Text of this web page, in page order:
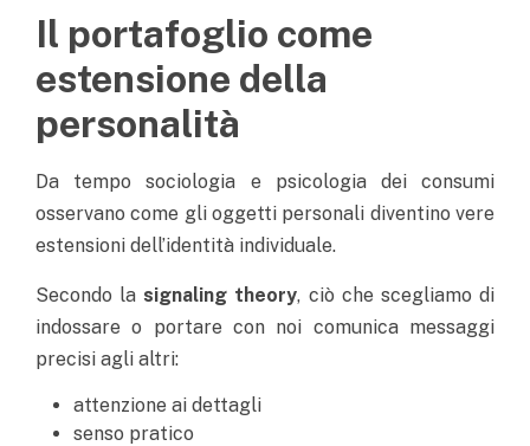
Il portafoglio come
estensione della
personalità
Da tempo sociologia e psicologia dei consumi
osservano come gli oggetti personali diventino vere
estensioni dell’identità individuale.
Secondo lasignaling theory, ciò che scegliamo di
indossare o portare con noi comunica messaggi
precisi agli altri:
attenzione ai dettagli
senso pratico